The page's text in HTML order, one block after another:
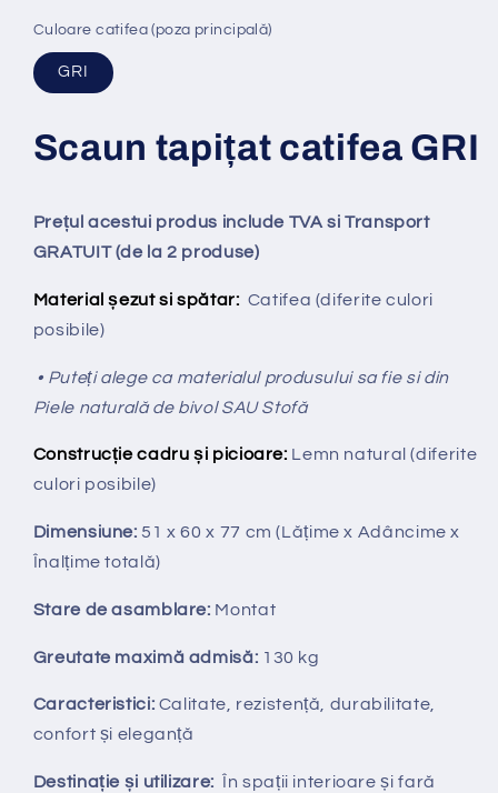
Culoare catifea (poza principală)
GRI
Scaun tapițat catifea GRI
Prețul acestui produs include TVA si Transport
GRATUIT (de la 2 produse)
Material șezut si spătar: Catifea (diferite culori
posibile)
• Puteți alege ca materialul produsului sa fie si din
Piele naturală de bivol SAU Stofă
Construcție cadru și picioare: Lemn natural (diferite
culori posibile)
Dimensiune: 51 x 60 x 77 cm(Lățime x Adâncime x
Înalțime totală)
Stare de asamblare: Montat
Greutate maximă admisă: 130 kg
Caracteristici: Calitate, rezistență, durabilitate,
confort și eleganță
Destinație și utilizare: În spații interioare și fară